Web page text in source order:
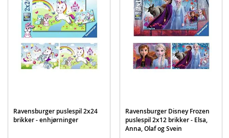
Mærke Ravensburger
Aktuelt Mest solgte
Ravensburger puslespil 2x24
brikker - enhjørninger
Ravensburger Disney Frozen
puslespil 2x12 brikker - Elsa,
Anna, Olaf og Svein